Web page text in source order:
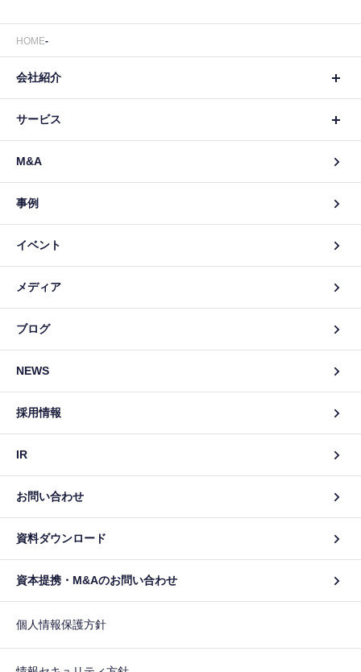
HOME
会社紹介
サービス
M&A
事例
イベント
メディア
ブログ
NEWS
採用情報
IR
お問い合わせ
資料ダウンロード
資本提携・M&Aのお問い合わせ
個人情報保護方針